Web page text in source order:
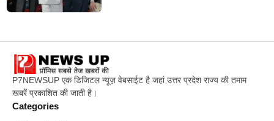
P7NEWSUP एक डिजिटल न्यूज़ वेबसाईट है जहां उत्तर प्रदेश राज्य की तमाम
खबरें प्रकाशित की जाती है।
Categories